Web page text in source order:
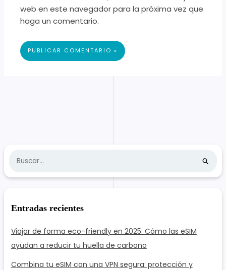
web en este navegador para la próxima vez que
haga un comentario.
u
c
r
Entradas recientes
Viajar de forma eco-friendly en 2025: Cómo las eSIM
ayudan a reducir tu huella de carbono
Combina tu eSIM con una VPN segura: protección y